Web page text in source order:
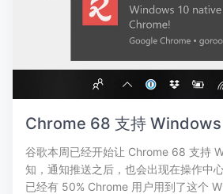
Chrome 68 支持 Windows
谷歌本周已经开始让 Chrome 68 支持
知，通知推送之后，也会出现在操作中
已经有 50% Chrome 用户用到了这个